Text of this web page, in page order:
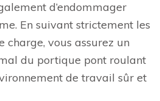
d’endommager
En suivant strictement les
charge, vous assurez un
du portique pont roulant
de travail sûr et